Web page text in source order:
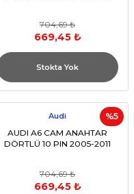
704,69 ₺
669,45 ₺
Stokta Yok
%5
Audi
AUDI A6 CAM ANAHTAR
DÖRTLÜ 10 PIN 2005-2011
704,69 ₺
669,45 ₺